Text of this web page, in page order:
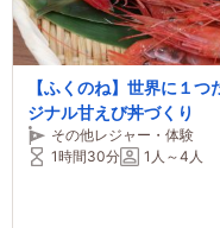
【ふくのね】世界に１
ジナル甘えび丼づくり
その他レジャー・体験
1時間30分
1人～4人